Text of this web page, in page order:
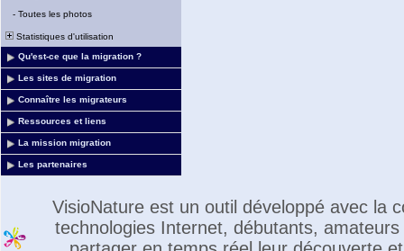
- Toutes les photos
Statistiques d'utilisation
Qu'est-ce que la migration ?
Les sites de migration
Connaître les migrateurs
Ressources et liens
La mission migration
Les partenaires
VisioNature est un outil développé avec la
technologies Internet, débutants,